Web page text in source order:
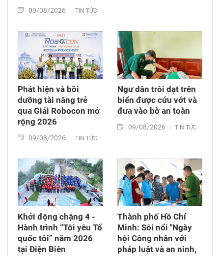
09/08/2026 TIN TỨC
Phát hiện và bồi
dưỡng tài năng trẻ
qua Giải Robocon mở
rộng 2026
09/08/2026 TIN TỨC
Ngư dân trôi dạt trên
biển được cứu vớt và
đưa vào bờ an toàn
09/08/2026 TIN TỨC
Khởi động chặng 4 -
Hành trình “Tôi yêu Tổ
quốc tôi” năm 2026
tại Điện Biên
Thành phố Hồ Chí
Minh: Sôi nổi "Ngày
hội Công nhân với
pháp luật và an ninh,